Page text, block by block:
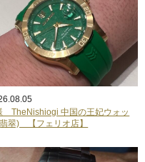
TheNishiogi 中国の王妃ウォッ
翠) 【フェリオ店】